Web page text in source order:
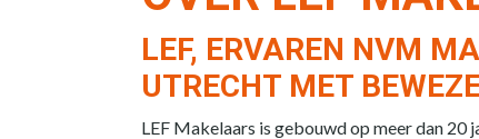
LEF, ERVAREN NVM
UTRECHT MET
LEF Makelaars is gebouwd op meer dan